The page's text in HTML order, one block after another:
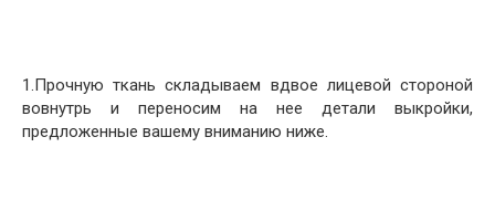
1.Прочную ткань складываем вдвое лицевой стороной
вовнутрь и переносим на нее детали выкройки,
предложенные вашему вниманию ниже.